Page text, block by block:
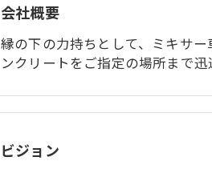
会社概要
縁の下の力持ちとして、ミキサー
ンクリートをご指定の場所まで迅
ビジョン